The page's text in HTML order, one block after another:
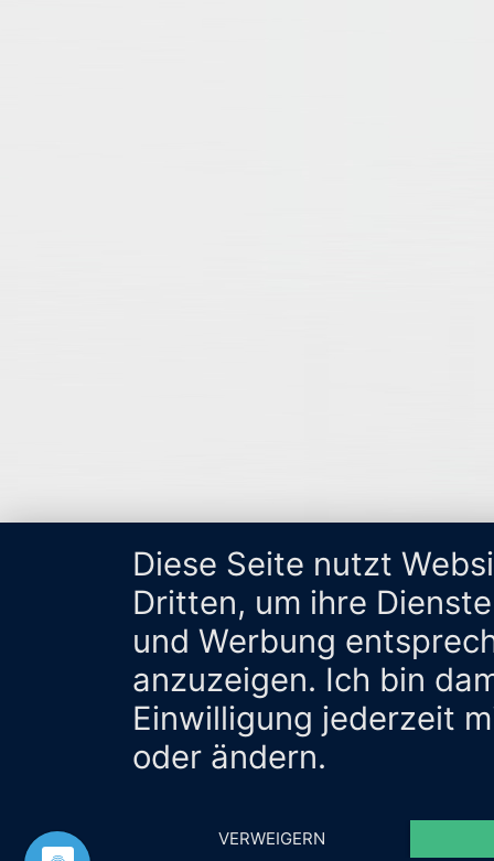
Diese Seite nutzt
Dritten, um ihre
und Werbung
anzuzeigen. Ich bin
Einwilligung jederzeit
oder ändern.
VERWEIGERN